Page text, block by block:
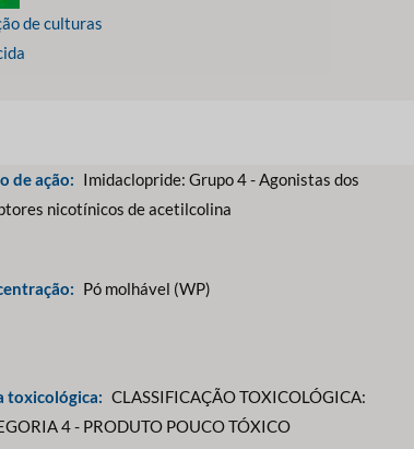
de culturas
de ação: Imidaclopride: Grupo 4 - Agonistas dos
nicotínicos de acetilcolina
Pó molhável (WP)
toxicológica: CLASSIFICAÇÃO TOXICOLÓGICA:
4 - PRODUTO POUCO TÓXICO